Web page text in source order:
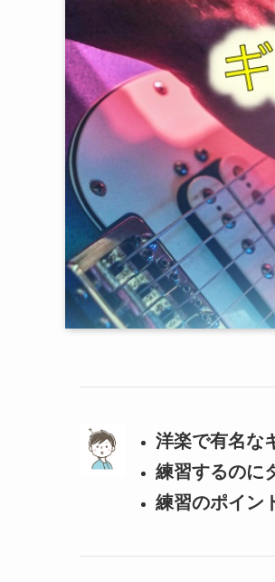
洋楽で有名な
練習するのに
練習のポイン